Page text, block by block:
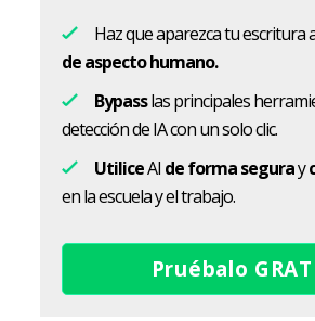
Haz que aparezca tu escritura
de aspecto humano.
Bypasslas principales
detección de IA con un solo clic.
UtiliceAI de forma seguray
en la escuela y el trabajo.
Pruébalo